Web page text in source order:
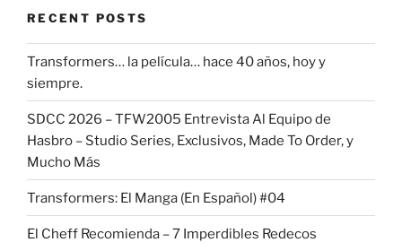
RECENT POSTS
Transformers… la película… hace 40 años, hoy y
siempre.
SDCC 2026 – TFW2005 Entrevista Al Equipo de
Hasbro – Studio Series, Exclusivos, Made To Order, y
Mucho Más
Transformers: El Manga (En Español) #04
El Cheff Recomienda – 7 Imperdibles Redecos